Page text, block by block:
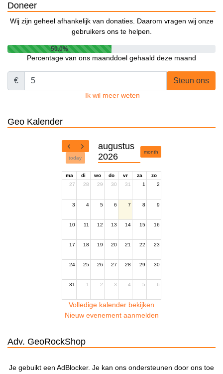
Doneer
Wij zijn geheel afhankelijk van donaties. Daarom vragen wij onze
gebruikers ons te helpen.
50.0%
Percentage van ons maanddoel gehaald deze maand
€ Steun ons
Ik wil meer weten
Geo Kalender
today
augustus
2026
month
ma di wo do vr za
zo
27
28 29 30 31 1 2
3 4 5 6 7 8 9
10 11 12 13 14 15 16
17 18 19 20 21 22 23
24 25 26 27 28 29 30
31 1 2 3 4 5 6
Volledige kalender bekijken
Nieuw evenement aanmelden
Adv. GeoRockShop
Je gebuikt een AdBlocker. Je kan ons ondersteunen door ons toe